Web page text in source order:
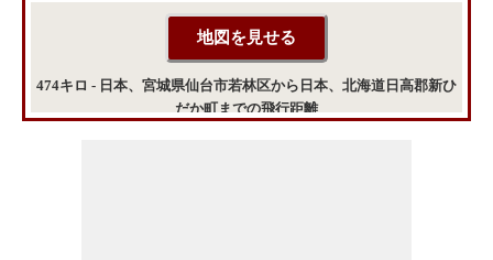
474キロ - 日本、宮城県仙台市若林区から日本、北海道日高郡新ひ
だか町までの飛行距離